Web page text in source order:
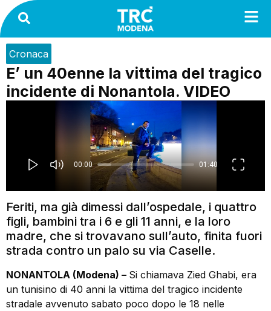
Cronaca
E’ un 40enne la vittima del tragico
incidente di Nonantola. VIDEO
Feriti, ma già dimessi dall’ospedale, i quattro
figli, bambini tra i 6 e gli 11 anni, e la loro
madre, che si trovavano sull’auto, finita fuori
strada contro un palo su via Caselle.
NONANTOLA (Modena) – Si chiamava Zied Ghabi, era
un tunisino di 40 anni la vittima del tragico incidente
stradale avvenuto sabato poco dopo le 18 nelle